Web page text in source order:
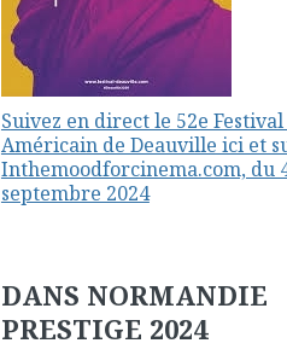
Suivez en direct le 52e
Américain de Deauville ici et
Inthemoodforcinema.com, du
septembre 2024
DANS NORMANDIE
PRESTIGE 2024